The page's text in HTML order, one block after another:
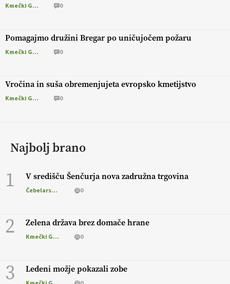
Kmečki Glas 0
Pomagajmo družini Bregar po uničujočem požaru
Kmečki Glas 0
Vročina in suša obremenjujeta evropsko kmetijstvo
Kmečki Glas 0
Najbolj brano
1 V središču Šenčurja nova zadružna trgovina
Čebelarstvo 0
2 Zelena država brez domače hrane
Kmečki Glas 0
3 Ledeni možje pokazali zobe